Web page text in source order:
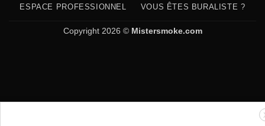
ESPACE PROFESSIONNEL VOUS ÊTES BURALISTE ?
Copyright 2026 © Mistersmoke.com